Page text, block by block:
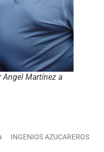
Angel Martínez a
INGENIOS AZUCAREROS